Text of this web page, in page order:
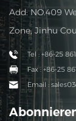
Add: NO.409
Zone, Jinhu
Tel : +86-25
Fax : +86-25
Email :